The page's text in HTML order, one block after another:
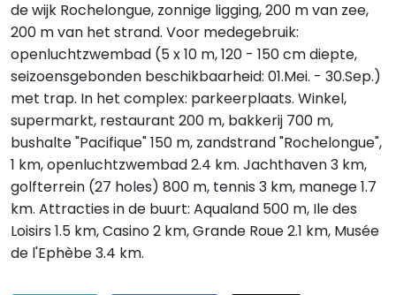
de wijk Rochelongue, zonnige ligging, 200 m van zee,
200 m van het strand. Voor medegebruik:
openluchtzwembad (5 x 10 m, 120 - 150 cm diepte,
seizoensgebonden beschikbaarheid: 01.Mei. - 30.Sep.)
met trap. In het complex: parkeerplaats. Winkel,
supermarkt, restaurant 200 m, bakkerij 700 m,
bushalte "Pacifique" 150 m, zandstrand "Rochelongue",
1 km, openluchtzwembad 2.4 km. Jachthaven 3 km,
golfterrein (27 holes) 800 m, tennis 3 km, manege 1.7
km. Attracties in de buurt: Aqualand 500 m, Ile des
Loisirs 1.5 km, Casino 2 km, Grande Roue 2.1 km, Musée
de l'Ephèbe 3.4 km.